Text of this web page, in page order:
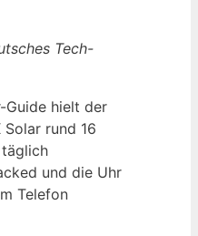
Tech-
Guide hielt der
rund 16
und die Uhr
Telefon